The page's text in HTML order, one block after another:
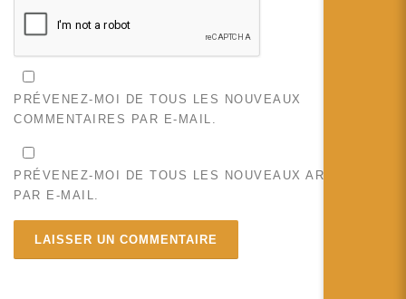
PRÉVENEZ-MOI DE TOUS LES NOUVEAUX
COMMENTAIRES PAR E-MAIL.
PRÉVENEZ-MOI DE TOUS LES NOUVEAUX ARTICLES
PAR E-MAIL.